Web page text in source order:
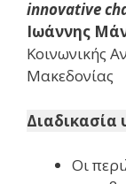
innovative
Ιωάννης
Κοινωνικής
Μακεδονίας
Οι